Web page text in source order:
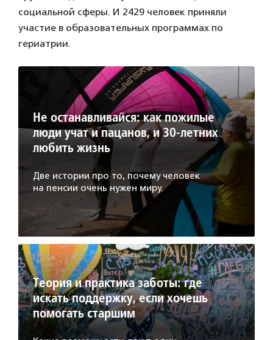
социальной сферы. И 2429 человек приняли
участие в образовательных программах по
гериатрии.
Не останавливайся: как пожилые
люди учат и пацанов, и 30-летних
любить жизнь
Две истории про то, почему человек
на пенсии очень нужен миру.
Теория и практика заботы: где
искать поддержку, если хочешь
помогать старшим